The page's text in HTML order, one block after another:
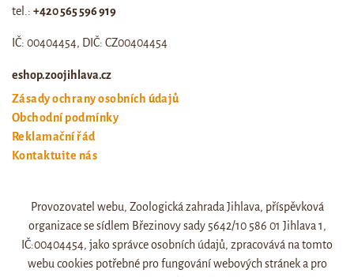
tel.: +420 565 596 919
IČ: 00404454, DIČ: CZ00404454
eshop.zoojihlava.cz
Zásady ochrany osobních údajů
Obchodní podmínky
Reklamační řád
Kontaktujte nás
Web zoo jihlava
Otevírací doba a ceník
Provozovatel webu, Zoologická zahrada Jihlava, příspěvková
organizace se sídlem Březinovy sady 5642/10 586 01 Jihlava 1,
IČ:00404454, jako správce osobních údajů, zpracovává na tomto
webu cookies potřebné pro fungování webových stránek a pro